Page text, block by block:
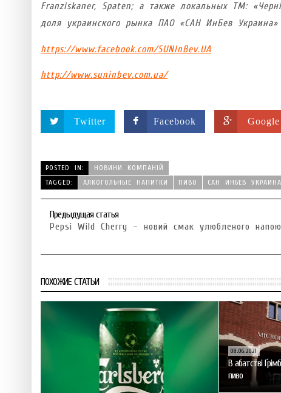
Franziskaner, Spaten; а также локальных ТМ:
доля украинского рынка ПАО «САН ИнБев
https://www.facebook.com/SUNInBev.UA
http://www.suninbev.com.ua/
Twitter Facebook
POSTED IN:
НОВИНИ КОМПАНІЙ
TAGGED:
АЛКОГОЛЬНЫЕ НАПИТКИ ПИВО САН ИНБЕВ УКРАИНА
Предыдущая статья
Pepsi Wild Cherry – новий смак улюбленого напою
ПОХОЖИЕ СТАТЬИ
08.06.2021
В абатстві
пиво